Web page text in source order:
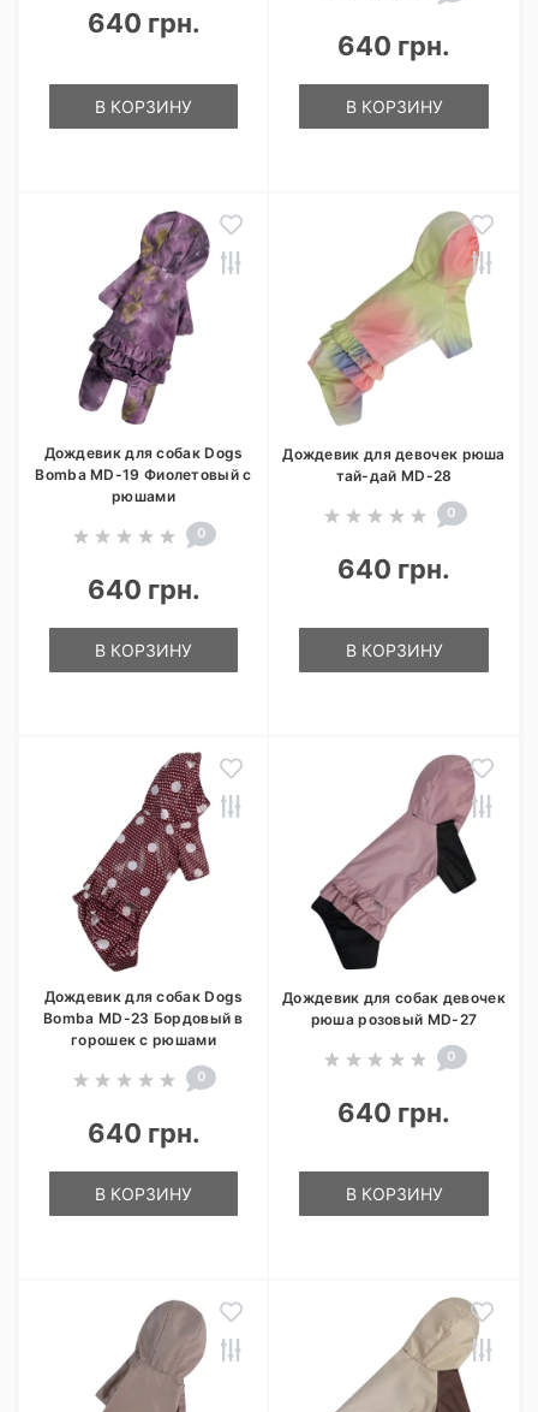
640 грн.
В КОРЗИНУ
640 грн.
В КОРЗИНУ
Дождевик для собак Dogs
Bomba MD-19 Фиолетовый с
рюшами
0
640 грн.
В КОРЗИНУ
Дождевик для девочек рюша
тай-дай MD-28
0
640 грн.
В КОРЗИНУ
Дождевик для собак Dogs
Bomba MD-23 Бордовый в
горошек с рюшами
0
640 грн.
В КОРЗИНУ
Дождевик для собак девочек
рюша розовый MD-27
0
640 грн.
В КОРЗИНУ